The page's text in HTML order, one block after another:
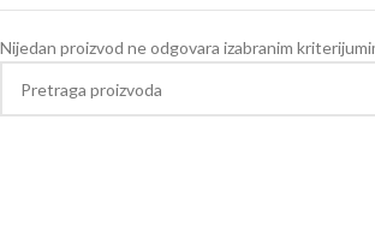
Nijedan proizvod ne odgovara izabranim